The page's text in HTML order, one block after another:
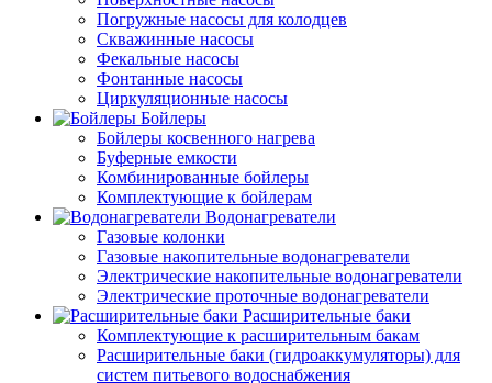
Погружные насосы для колодцев
Скважинные насосы
Фекальные насосы
Фонтанные насосы
Циркуляционные насосы
Бойлеры
Бойлеры косвенного нагрева
Буферные емкости
Комбинированные бойлеры
Комплектующие к бойлерам
Водонагреватели
Газовые колонки
Газовые накопительные водонагреватели
Электрические накопительные водонагреватели
Электрические проточные водонагреватели
Расширительные баки
Комплектующие к расширительным бакам
Расширительные баки (гидроаккумуляторы) для
систем питьевого водоснабжения